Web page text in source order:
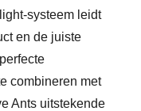
systeem leidt
en de juiste
combineren met
Ants uitstekende